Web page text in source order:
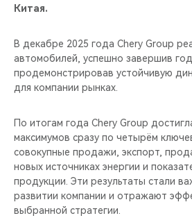
Китая.
В декабре 2025 года Chery Group
автомобилей, успешно завершив
продемонстрировав устойчивую
для компании рынках.
По итогам года Chery Group
максимумов сразу по четырём
совокупные продажи, экспорт,
новых источниках энергии и
продукции. Эти результаты стали
развитии компании и отражают
выбранной стратегии.